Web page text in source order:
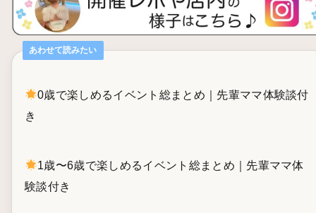
あわせて読みたい
0歳で楽しめるイベント総まとめ｜先輩ママ体験談付
き
1歳〜6歳で楽しめるイベント総まとめ｜先輩ママ体
験談付き